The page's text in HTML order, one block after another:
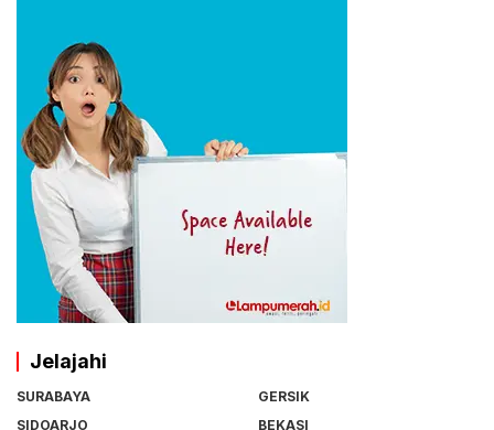
Jelajahi
SURABAYA
GERSIK
SIDOARJO
BEKASI